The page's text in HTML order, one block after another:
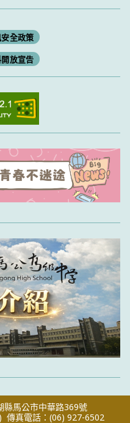
全政策
放宣告
馬公市中華路369號
傳真電話：(06) 927-6502